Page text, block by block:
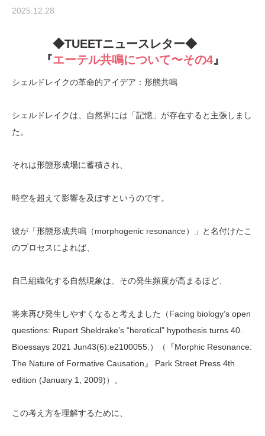
2025.12.28
◆TUEETニュースレター◆
『エーテル共鳴について〜その4』
シェルドレイクの革命的アイデア：形態共鳴
シェルドレイクは、自然界には「記憶」が存在すると主張しまし
た。
それは形態形成場に蓄積され、
時空を超えて影響を及ぼすというのです。
彼が「形態形成共鳴（morphogenic resonance）」と名付けたこ
のプロセスによれば、
自己組織化する自然現象は、その発生頻度が高まるほど、
将来再び発生しやすくなると考えました（Facing biology’s open
questions: Rupert Sheldrake’s “heretical” hypothesis turns 40.
Bioessays 2021 Jun43(6):e2100055.）（『Morphic Resonance:
The Nature of Formative Causation』 Park Street Press 4th
edition (January 1, 2009)）。
この考え方を理解するために、